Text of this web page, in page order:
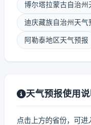
博尔塔拉蒙古自治州
迪庆藏族自治州天气
阿勒泰地区天气预报
天气预报使用说
点击上方的省份，可